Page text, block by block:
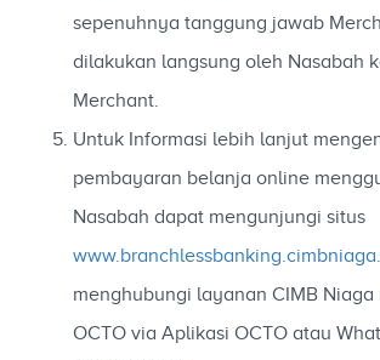
sepenuhnya tanggung jawab
dilakukan langsung oleh Nasabah
Merchant.
Untuk Informasi lebih lanjut
pembayaran belanja online
Nasabah dapat mengunjungi situs
menghubungi layanan CIMB Niaga
OCTO via Aplikasi OCTO atau